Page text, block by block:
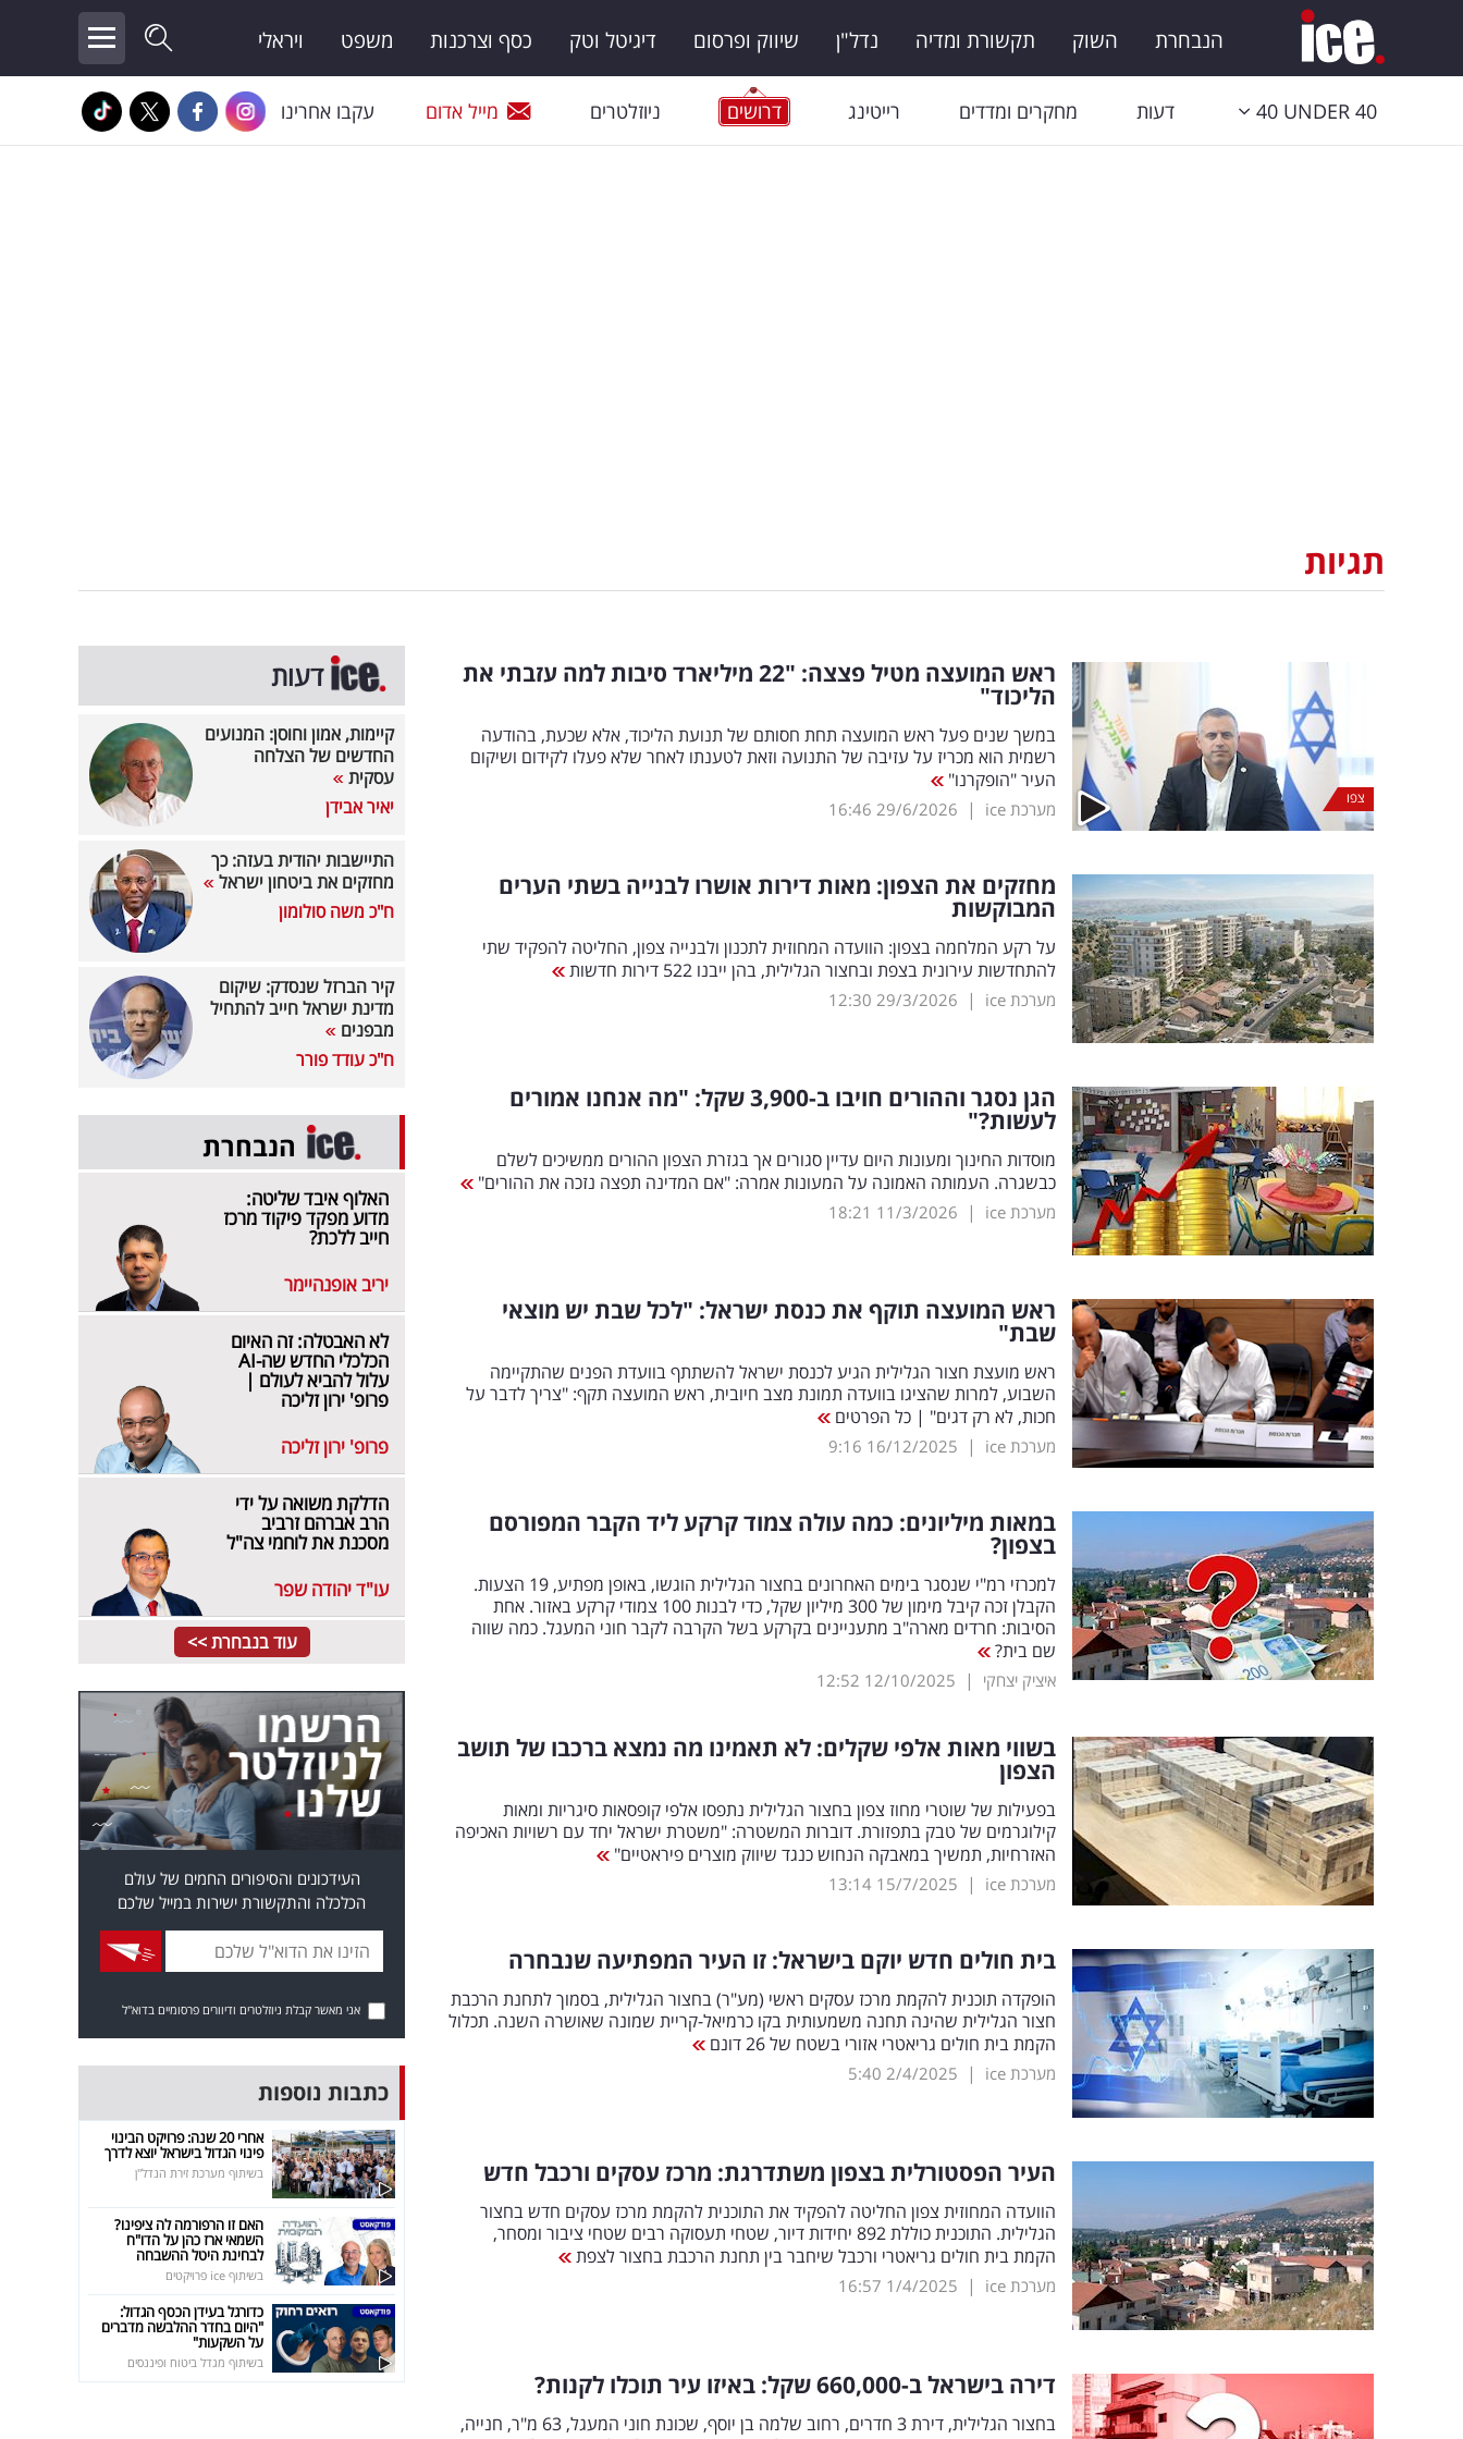
הנבחרת השוק תקשורת ומדיה נדל"ן שיווק ופרסום דיגיטל וטק כסף וצרכנות משפט ויראלי
40 UNDER 40 דעות מחקרים ומדדים רייטינג דרושים ניוזלטרים מייל אדום עקבו אחרינו
תגיות
צפו
ראש המועצה מטיל פצצה: "22 מיליארד סיבות למה עזבתי את
הליכוד"
במשך שנים פעל ראש המועצה תחת חסותם של תנועת הליכוד, אלא שכעת, בהודעה
רשמית הוא מכריז על עזיבה של התנועה וזאת לטענתו לאחר שלא פעלו לקידום ושיקום
העיר "הופקרנו"
מערכת ice |
29/6/2026
16:46
מחזקים את הצפון: מאות דירות אושרו לבנייה בשתי הערים
המבוקשות
על רקע המלחמה בצפון: הוועדה המחוזית לתכנון ולבנייה צפון, החליטה להפקיד שתי
להתחדשות עירונית בצפת ובחצור הגלילית, בהן ייבנו 522 דירות חדשות
מערכת ice |
29/3/2026
12:30
הגן נסגר וההורים חויבו ב-3,900 שקל: "מה אנחנו אמורים
לעשות?"
מוסדות החינוך ומעונות היום עדיין סגורים אך בגזרת הצפון ההורים ממשיכים לשלם
כבשגרה. העמותה האמונה על המעונות אמרה: "אם המדינה תפצה נזכה את ההורים"
מערכת ice |
11/3/2026
18:21
ראש המועצה תוקף את כנסת ישראל: "לכל שבת יש מוצאי
שבת"
ראש מועצת חצור הגלילית הגיע לכנסת ישראל להשתתף בוועדת הפנים שהתקיימה
השבוע, למרות שהציגו בוועדה תמונת מצב חיובית, ראש המועצה תקף: "צריך לדבר על
חכות, לא רק דגים" | כל הפרטים
מערכת ice |
16/12/2025
9:16
במאות מיליונים: כמה עולה צמוד קרקע ליד הקבר המפורסם
בצפון?
למכרזי רמ"י שנסגר בימים האחרונים בחצור הגלילית הוגשו, באופן מפתיע, 19 הצעות.
הקבלן זכה קיבל מימון של 300 מיליון שקל, כדי לבנות 100 צמודי קרקע באזור. אחת
הסיבות: חרדים מארה"ב מתעניינים בקרקע בשל הקרבה לקבר חוני המעגל. כמה שווה
שם בית?
איציק יצחקי |
12/10/2025
12:52
בשווי מאות אלפי שקלים: לא תאמינו מה נמצא ברכבו של תושב
הצפון
בפעילות של שוטרי מחוז צפון בחצור הגלילית נתפסו אלפי קופסאות סיגריות ומאות
קילוגרמים של טבק בתפזורת. דוברות המשטרה: "משטרת ישראל יחד עם רשויות האכיפה
האזרחיות, תמשיך במאבקה הנחוש כנגד שיווק מוצרים פיראטיים"
מערכת ice |
15/7/2025
13:14
בית חולים חדש יוקם בישראל: זו העיר המפתיעה שנבחרה
הופקדה תוכנית להקמת מרכז עסקים ראשי (מע"ר) בחצור הגלילית, בסמוך לתחנת הרכבת
חצור הגלילית שהינה תחנה משמעותית בקו כרמיאל-קריית שמונה שאושרה השנה. תכלול
הקמת בית חולים גריאטרי אזורי בשטח של 26 דונם
מערכת ice |
2/4/2025
5:40
העיר הפסטורלית בצפון משתדרגת: מרכז עסקים ורכבל חדש
הוועדה המחוזית צפון החליטה להפקיד את התוכנית להקמת מרכז עסקים חדש בחצור
הגלילית. התוכנית כוללת 892 יחידות דיור, שטחי תעסוקה רבים שטחי ציבור ומסחר,
הקמת בית חולים גריאטרי ורכבל שיחבר בין תחנת הרכבת בחצור לצפת
מערכת ice |
1/4/2025
16:57
דירה בישראל ב-660,000 שקל: באיזו עיר תוכלו לקנות?
בחצור הגלילית, דירת 3 חדרים, רחוב שלמה בן יוסף, שכונת חוני המעגל, 63 מ"ר, חנייה,
דעות
קיימות, אמון וחוסן: המנועים
החדשים של הצלחה
עסקית
יאיר אבידן
התיישבות יהודית בעזה: כך
מחזקים את ביטחון ישראל
ח"כ משה סולומון
קיר הברזל שנסדק: שיקום
מדינת ישראל חייב להתחיל
מבפנים
ח"כ עודד פורר
הנבחרת
האלוף איבד שליטה:
מדוע מפקד פיקוד מרכז
חייב ללכת?
יריב אופנהיימר
לא האבטלה: זה האיום
הכלכלי החדש שה-AI
עלול להביא לעולם |
פרופ' ירון זליכה
פרופ' ירון זליכה
הדלקת משואה על ידי
הרב אברהם זרביב
מסכנת את לוחמי צה"ל
עו"ד יהודה שפר
עוד בנבחרת >>
העידכונים והסיפורים החמים של עולם
הכלכלה והתקשורת ישירות במייל שלכם
אני מאשר קבלת ניוזלטרים ודיוורים פרסומיים בדוא"ל
כתבות נוספות
אחרי 20 שנה: פרויקט הבינוי
פינוי הגדול בישראל יוצא לדרך
בשיתוף מערכת זירת הנדל"ן
האם זו הרפורמה לה ציפינו?
השמאי ארז כהן על הדו"ח
לבחינת היטל ההשבחה
בשיתוף ice פרויקטים
כדורגל בעידן הכסף הגדול:
"היום בחדר ההלבשה מדברים
על השקעות"
בשיתוף מגדל ביטוח ופיננסים